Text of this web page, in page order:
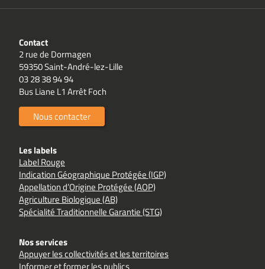
Contact
2 rue de Dormagen
59350 Saint-André-lez-Lille
03 28 38 94 94
Bus Liane L1 Arrêt Foch
Nous contacter
Les labels
Label Rouge
Indication Géographique Protégée (IGP)
Appellation d’Origine Protégée (AOP)
Agriculture Biologique (AB)
Spécialité Traditionnelle Garantie (STG)
Nos services
Appuyer les collectivités et les territoires
Informer et former les publics